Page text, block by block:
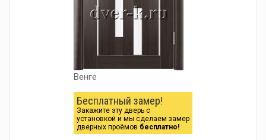
Венге
Бесплатный замер!
Закажите эту дверь с
установкой и мы сделаем замер
дверных проёмов бесплатно!